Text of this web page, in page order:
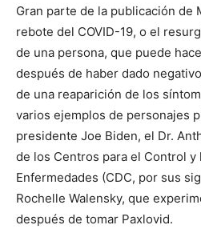
Gran parte de la publicación de
rebote del COVID-19, o el
de una persona, que puede
después de haber dado
de una reaparición de los
varios ejemplos de personajes
presidente Joe Biden, el Dr.
de los Centros para el Control y
Enfermedades (CDC, por sus
Rochelle Walensky, que
después de tomar Paxlovid.